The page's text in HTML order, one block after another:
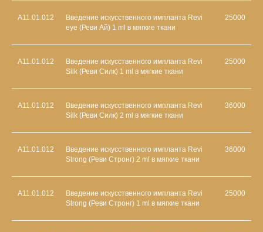
А11.01.012
Введение искусственного импланта Revi
eye (Реви Ай) 1 ml в мягкие ткани
25000
А11.01.012
Введение искусственного импланта Revi
Silk (Реви Силк) 1 ml в мягкие ткани
25000
А11.01.012
Введение искусственного импланта Revi
Silk (Реви Силк) 2 ml в мягкие ткани
36000
А11.01.012
Введение искусственного импланта Revi
Strong (Реви Стронг) 2 ml в мягкие ткани
36000
А11.01.012
Введение искусственного импланта Revi
Strong (Реви Стронг) 1 ml в мягкие ткани
25000